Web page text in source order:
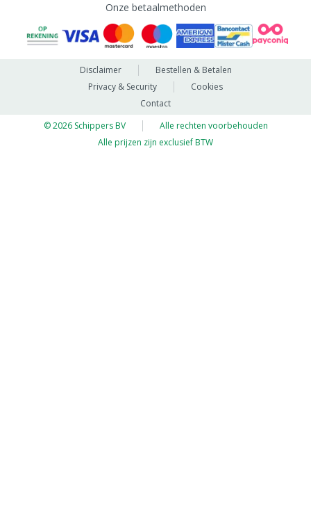
Onze betaalmethoden
Disclaimer
Bestellen & Betalen
Privacy & Security
Cookies
Contact
© 2026 Schippers BV
Alle rechten voorbehouden
Alle prijzen zijn exclusief BTW